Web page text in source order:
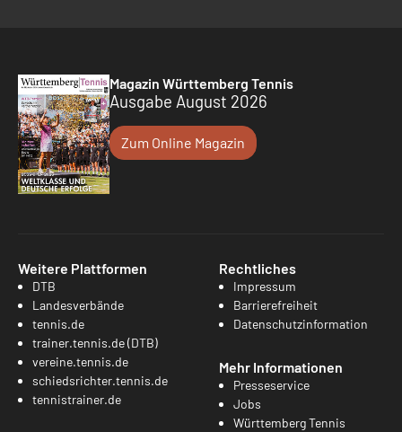
Magazin Württemberg Tennis
Ausgabe August 2026
Zum Online Magazin
Weitere Plattformen
DTB
Landesverbände
tennis.de
trainer.tennis.de (DTB)
vereine.tennis.de
schiedsrichter.tennis.de
tennistrainer.de
Rechtliches
Impressum
Barrierefreiheit
Datenschutzinformation
Mehr Informationen
Presseservice
Jobs
Württemberg Tennis